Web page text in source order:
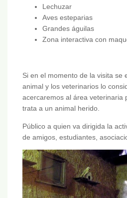
Lechuzar
Aves esteparias
Grandes águilas
Zona interactiva con
Si en el momento de la visita se
animal y los veterinarios lo
acercaremos al área veterinaria
trata a un animal herido.
Público a quien va dirigida la
de amigos, estudiantes,